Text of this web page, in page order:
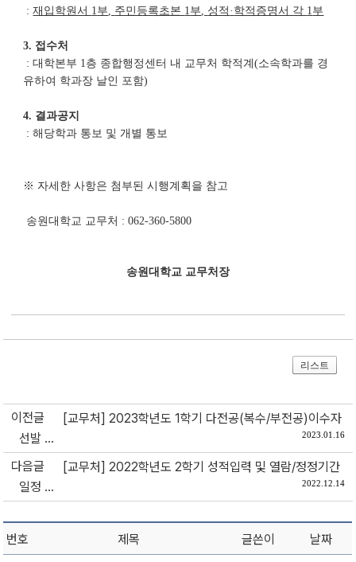
:재입학원서 1 부 주민등록초본 1 부 성적 · 학적증명서 각 1 부
3. 접수처
: 대학본부 1 층 종합행정센터 내 교무처 학적계(소속학과를 경
유하여 학과장 날인 포함)
4. 결과공지
: 해당학과 통보 및 개별 통보
※ 자세한 사항은 첨부된 시행계획을 참고
송원대학교 교무처 : 062-360-5800
송원대학교 교무처장
리스트
이전글
[교무처] 2023학년도 1학기 다전공(복수/부전공)이수자
선발 ...
2023.01.16
다음글
[교무처] 2022학년도 2학기 성적입력 및 열람/정정기간
일정 ...
2022.12.14
번호 제목 글쓴이 날짜